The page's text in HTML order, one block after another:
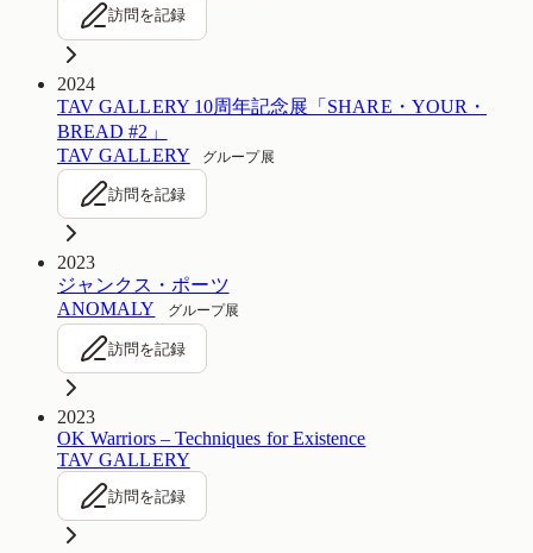
訪問を記録
2024
TAV GALLERY 10周年記念展「SHARE・YOUR・
BREAD #2」
TAV GALLERY
グループ展
訪問を記録
2023
ジャンクス・ポーツ
ANOMALY
グループ展
訪問を記録
2023
OK Warriors – Techniques for Existence
TAV GALLERY
訪問を記録